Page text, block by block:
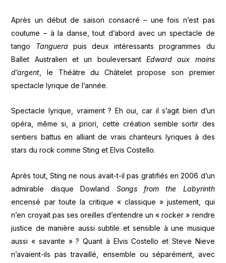
Après un début de saison consacré – une fois n’est pas
coutume – à la danse, tout d’abord avec un spectacle de
tango Tanguera puis deux intéressants programmes du
Ballet Australien et un bouleversant Edward aux mains
d’argent , le Théâtre du Châtelet propose son premier
spectacle lyrique de l’année.
Spectacle lyrique, vraiment ? Eh oui, car il s’agit bien d’un
opéra, même si, a priori, cette création semble sortir des
sentiers battus en alliant de vrais chanteurs lyriques à des
stars du rock comme Sting et Elvis Costello.
Après tout, Sting ne nous avait-t-il pas gratifiés en 2006 d’un
admirable disque Dowland Songs from the Labyrinth
encensé par toute la critique « classique » justement, qui
n’en croyait pas ses oreilles d’entendre un « rocker » rendre
justice de manière aussi subtile et sensible à une musique
aussi « savante » ? Quant à Elvis Costello et Steve Nieve
n’avaient-ils pas travaillé, ensemble ou séparément, avec